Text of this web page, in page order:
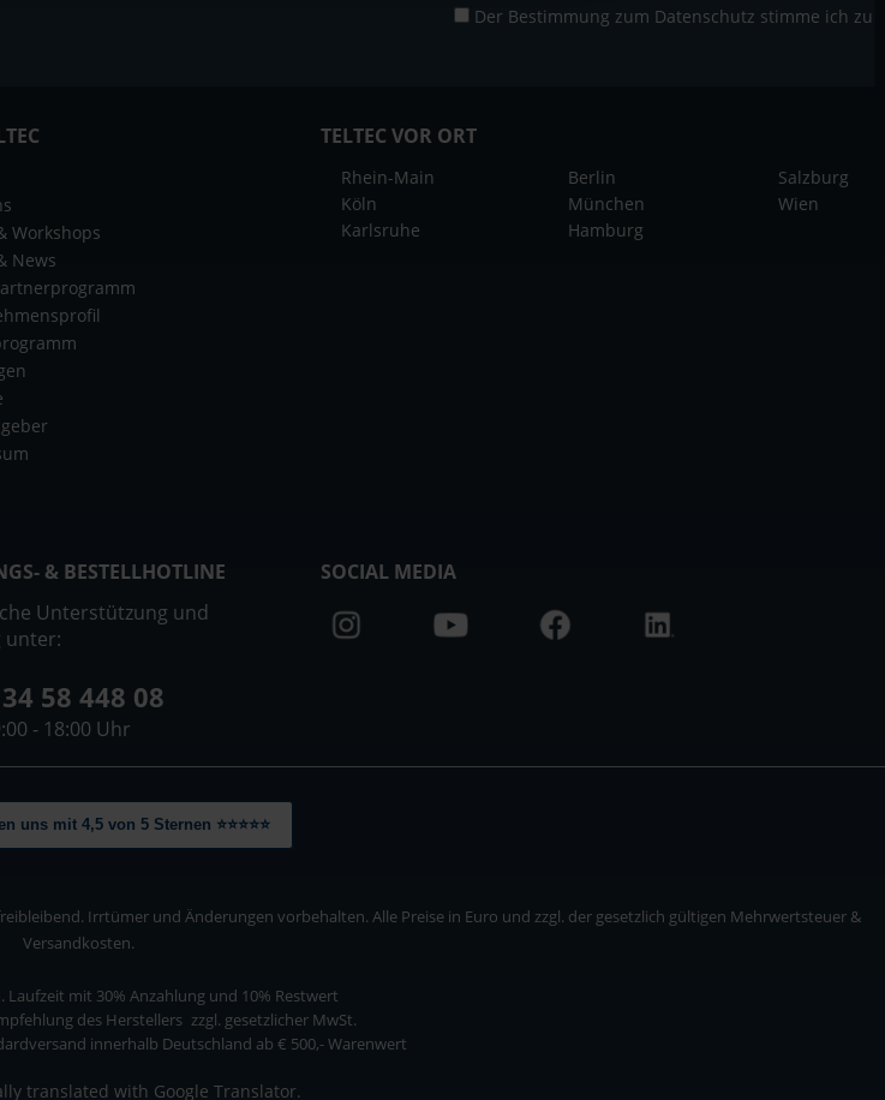
Der Bestimmung zum Datenschutz stimme ich zu
Workshops
News
TELTEC VOR ORT
Rhein-Main
Köln
Karlsruhe
Berlin
München
Hamburg
Salzburg
Wien
& BESTELLHOTLINE
Unterstützung und
unter:
58 448 08
- 18:00 Uhr
SOCIAL MEDIA
uns mit 4,5 von 5 Sternen ⭐⭐⭐⭐⭐
Irrtümer und Änderungen vorbehalten. Alle Preise in Euro und zzgl. der gesetzlich gültigen Mehrwertsteuer &
Versandkosten.
Laufzeit mit 30% Anzahlung und 10% Restwert
des Herstellers zzgl. gesetzlicher MwSt.
innerhalb Deutschland ab € 500,- Warenwert
translated with Google Translator.